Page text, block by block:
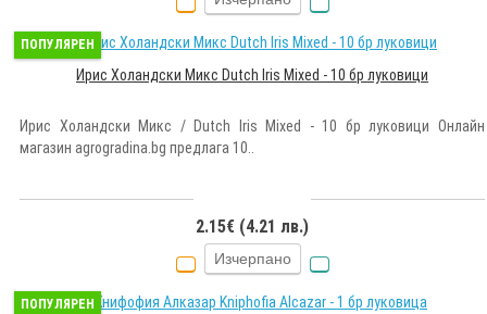
ПОПУЛЯРЕН
Ирис Холандски Микс Dutch Iris Mixed - 10 бр луковици
Ирис Холандски Микс / Dutch Iris Mixed - 10 бр луковици Онлайн
магазин agrogradina.bg предлага 10..
2.15€ (4.21 лв.)
Изчерпано
ПОПУЛЯРЕН